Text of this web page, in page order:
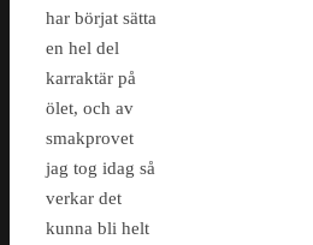
har börjat sätta
en hel del
karraktär på
ölet, och av
smakprovet
jag tog idag så
verkar det
kunna bli helt